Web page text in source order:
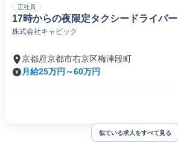
正社員
17時からの夜限定タクシードライバー
株式会社キャビック
京都府京都市右京区梅津段町
月給25万円～60万円
似ている求人をすべて見る